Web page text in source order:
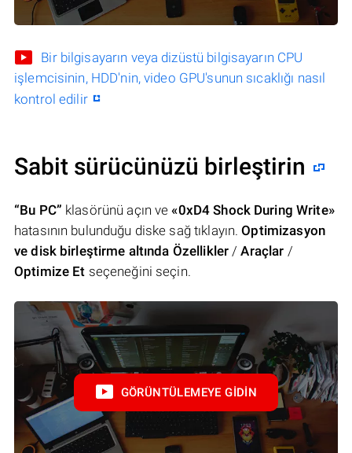
Bir bilgisayarın veya dizüstü bilgisayarın CPU
işlemcisinin, HDD'nin, video GPU'sunun sıcaklığı nasıl
kontrol edilir
Sabit sürücünüzü birleştirin
“Bu PC” klasörünü açın ve«0xD4 Shock During Write»
hatasının bulunduğu diske sağ tıklayın.Optimizasyon
ve disk birleştirme altında Özellikler /Araçlar /
Optimize Et seçeneğini seçin.
GÖRÜNTÜLEMEYE GIDIN